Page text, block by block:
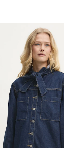
običajno
Tabela